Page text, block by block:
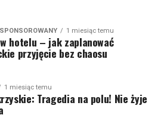
1 miesiąc temu
hotelu – jak zaplanować
przyjęcie bez chaosu
1 miesiąc temu
Tragedia na polu! Nie żyje